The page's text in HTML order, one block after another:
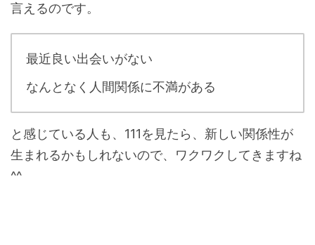
言えるのです。
最近良い出会いがない
なんとなく人間関係に不満がある
と感じている人も、111を見たら、新しい関係性が
生まれるかもしれないので、ワクワクしてきますね
^^